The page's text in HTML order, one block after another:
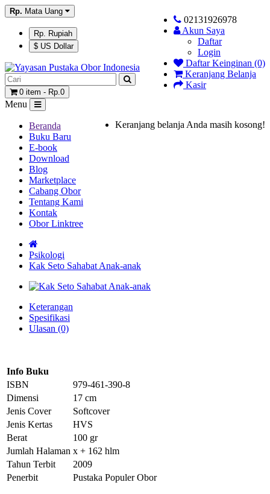
Rp. Mata Uang
Rp. Rupiah
$ US Dollar
02131926978
Akun Saya
Daftar
Login
Daftar Keinginan (0)
Keranjang Belanja
Kasir
0 item - Rp.0
Keranjang belanja Anda masih kosong!
Menu
Beranda
Buku Baru
E-book
Download
Blog
Marketplace
Cabang Obor
Tentang Kami
Kontak
Obor Linktree
Psikologi
Kak Seto Sahabat Anak-anak
Keterangan
Spesifikasi
Ulasan (0)
Info Buku
ISBN
979-461-390-8
Dimensi
17 cm
Jenis Cover
Softcover
Jenis Kertas
HVS
Berat
100 gr
Jumlah Halaman x + 162 hlm
Tahun Terbit
2009
Penerbit
Pustaka Populer Obor